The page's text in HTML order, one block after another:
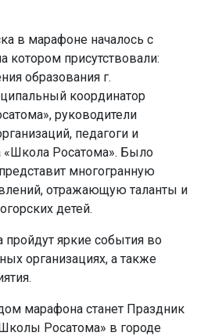
в марафоне началось с
котором присутствовали:
образования г.
координатор
руководители
педагоги и
«Школа Росатома». Было
многогранную
отражающую таланты и
детей.
яркие события во
организациях, а также
марафона станет Праздник
Росатома» в городе